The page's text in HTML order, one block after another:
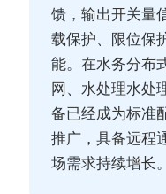
馈，输出开关量
载保护、限位保
能。在水务分布
网、水处理水处
备已经成为标准
推广，具备远程
场需求持续增长。